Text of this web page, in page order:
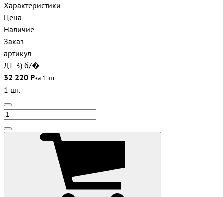
Характеристики
Цена
Наличие
Заказ
артикул
ДТ-3) б/�
32 220 ₽за 1 шт
1 шт.